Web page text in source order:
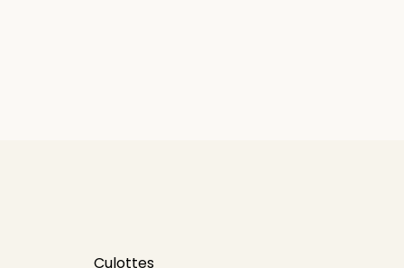
Culottes